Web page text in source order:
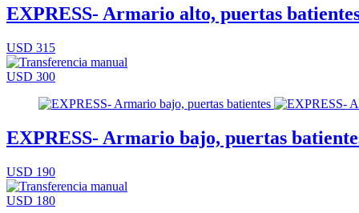
EXPRESS- Armario alto, puertas
USD 315
USD 300
EXPRESS- Armario bajo, puertas
USD 190
USD 180